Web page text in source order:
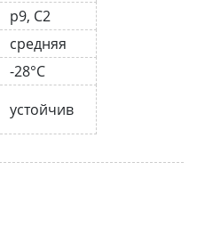
р9, С2
средняя
-28°C
устойчив